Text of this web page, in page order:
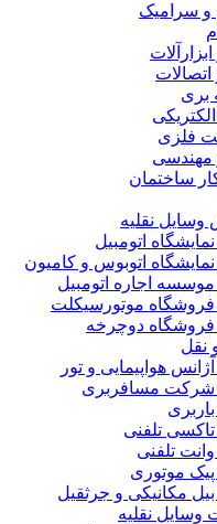
و سرامیک
بری
فلزی
مهندسی
ساختمان
نقلیه
اتومبیل
اتوبوس و کامیون
اجاره اتومبیل
موتورسیکلت
دوچرخه
نقل
هواپیمایی و تور
شرکت مسافربری
تلفنی
تلفنی
موتوری
مکانیکی و جرثقیل
نقلیه